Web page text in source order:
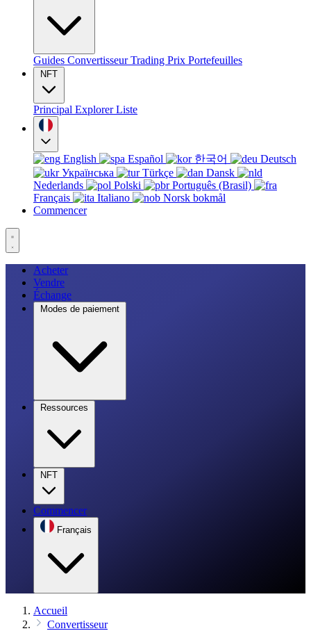
Guides ConvertisseurTrading Prix Portefeuilles
NFT
Principal ExplorerListe
English Español 한국어
Deutsch
Українська
Türkçe
Dansk
Nederlands
Polski
Português (Brasil)
Français
Italiano
Norsk bokmål
Commencer
Acheter
Vendre
Échange
Modes de paiement
Ressources
NFT
Commencer
Français
Accueil
Convertisseur